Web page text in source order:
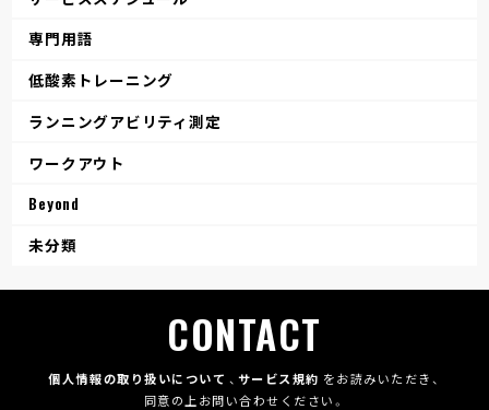
専門用語
低酸素トレーニング
ランニングアビリティ測定
ワークアウト
Beyond
未分類
CONTACT
個人情報の取り扱いについて 、 サービス規約 をお読みいただき、
同意の上お問い合わせください。